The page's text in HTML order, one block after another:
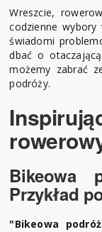
Wreszcie,
codzienne wybory
świadomi
dbać o
możemy zabrać
podróży.
Bikeowa
Przykład
"Bikeowa